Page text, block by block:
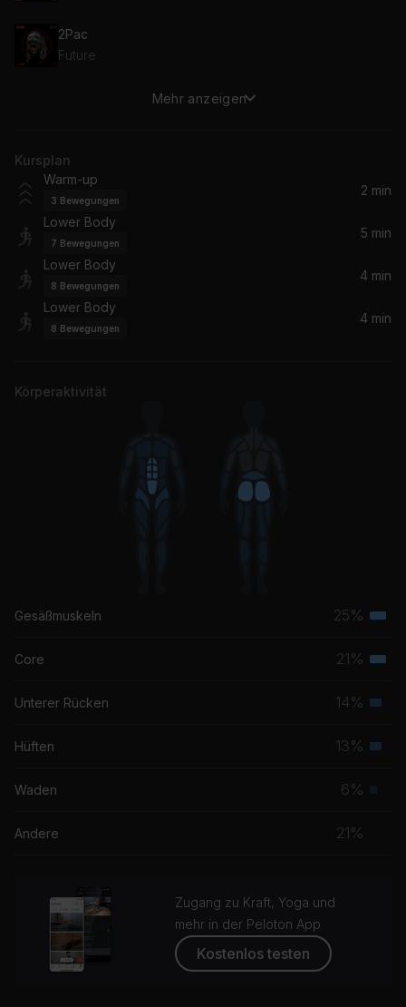
2Pac
Future
Ballin' (feat. Lil Wayne)Mehr anzeigen
Kursplan
Warm-up
3 Bewegungen
2 min
Lower Body
7 Bewegungen
5 min
Lower Body
8 Bewegungen
4 min
Lower Body
8 Bewegungen
4 min
Körperaktivität
Gesäßmuskeln 25%
Core 21%
Unterer Rücken 14%
Hüften 13%
Waden 6%
Andere 21%
Zugang zu Kraft, Yoga und
mehr in der Peloton App
Kostenlos testen